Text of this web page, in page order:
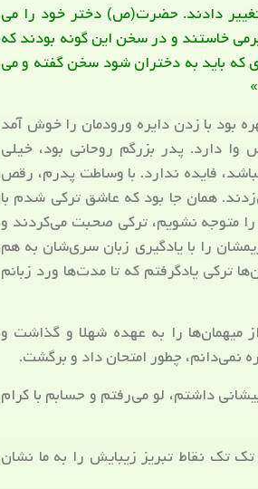
دادند. حضرت(ص) دختر خود را می
خاستند و در سخن این گونه بودند که
که باید به دختران شود سخن گفته و می
بود با زدن دایره ورودمان را خوش آمد
دارد. پدر بزرگم روحانی بود، خیلی
فایده ندارد. با وساطت پدرم، رقص
همان جا بود که عاشق ترکی شدم با
متوجه نشویم، ترکی صحبت می‌کردند و
را با یادگیری زبان سری‌شان به هم
ترکی یادگرفتم که تا مدت‌ها ورد زبانم
میهمان‌ها را به عهده شهلا و گذاشت و
چطور امتحان داد و برگشت.
داشتم، لو می‌رفتم و حسابم با کرام
تک نقاط تبریز زیبایش را به ما نشان